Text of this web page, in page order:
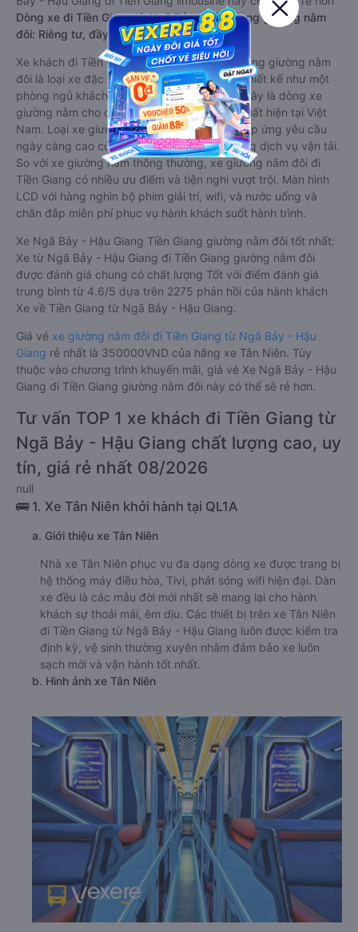
Dòng xe đi Tiền Giang từ Ngã Bảy - Hậu Giang giường nằm
đôi: Riêng tư, đầy đủ tiện nghi
Xe khách đi Tiền Giang từ Ngã Bảy - Hậu Giang giường nằm
đôi là loại xe đặc biệt. Với mỗi giường được thiết kế như một
phòng ngủ khách sạn sang trọng, hiện đại. Đây là dòng xe
giường nằm cho cặp đôi đi Tiền Giang mới xuất hiện tại Việt
Nam. Loại xe giường nằm đôi ra đời nhằm đáp ứng yêu cầu
ngày càng cao của khách hàng về chất lượng dịch vụ vận tải.
So với xe giường nằm thông thường, xe giường nằm đôi đi
Tiền Giang có nhiều ưu điểm và tiện nghi vượt trội. Màn hình
LCD với hàng nghìn bộ phim giải trí, wifi, và nước uống và
chăn đắp miễn phí phục vụ hành khách suốt hành trình.
Xe Ngã Bảy - Hậu Giang Tiền Giang giường nằm đôi tốt nhất:
Xe từ Ngã Bảy - Hậu Giang đi Tiền Giang giường nằm đôi
được đánh giá chung có chất lượng Tốt với điểm đánh giá
trung bình từ 4.6/5 dựa trên 2275 phản hồi của hành khách
Xe về Tiền Giang từ Ngã Bảy - Hậu Giang.
Giá vé xe giường nằm đôi đi Tiền Giang từ Ngã Bảy - Hậu
Giang rẻ nhất là 350000VND của hãng xe Tân Niên. Tùy
thuộc vào chương trình khuyến mãi, giá vé Xe Ngã Bảy - Hậu
Giang đi Tiền Giang giường nằm đôi này có thể sẽ rẻ hơn.
Tư vấn TOP 1 xe khách đi Tiền Giang từ
Ngã Bảy - Hậu Giang chất lượng cao, uy
tín, giá rẻ nhất 08/2026
null
🚌 1. Xe Tân Niên khởi hành tại QL1A
a. Giới thiệu xe Tân Niên
Nhà xe Tân Niên phục vụ đa dạng dòng xe được trang bị
hệ thống máy điều hòa, Tivi, phát sóng wifi hiện đại. Dàn
xe đều là các mẫu đời mới nhất sẽ mang lại cho hành
khách sự thoải mái, êm dịu. Các thiết bị trên xe Tân Niên
đi Tiền Giang từ Ngã Bảy - Hậu Giang luôn được kiểm tra
định kỳ, vệ sinh thường xuyên nhằm đảm bảo xe luôn
sạch mới và vận hành tốt nhất.
b. Hình ảnh xe Tân Niên